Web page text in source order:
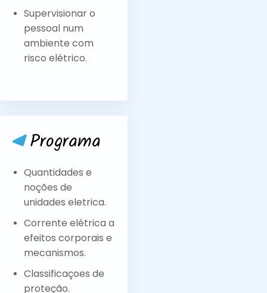
Supervisionar o
pessoal num
ambiente com
risco elétrico.
Programa
Quantidades e
noções de
unidades eletrica.
Corrente elétrica a
efeitos corporais e
mecanismos.
Classificaçoes de
proteção.